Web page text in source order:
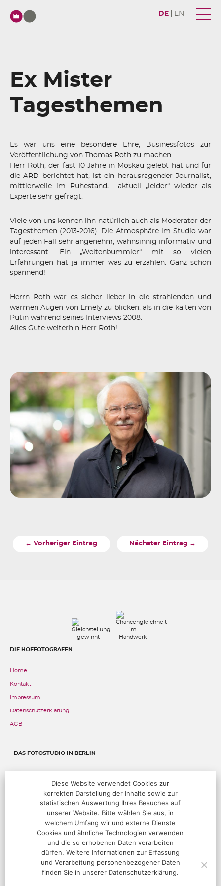
DE EN
Ex Mister
Tagesthemen
Es war uns eine besondere Ehre, Businessfotos zur
Veröffentlichung von Thomas Roth zu machen.
Herr Roth, der fast 10 Jahre in Moskau gelebt hat und für
die ARD berichtet hat, ist ein herausragender Journalist,
mittlerweile im Ruhestand, aktuell „leider“ wieder als
Experte sehr gefragt.
Viele von uns kennen ihn natürlich auch als Moderator der
Tagesthemen (2013-2016). Die Atmosphäre im Studio war
auf jeden Fall sehr angenehm, wahnsinnig informativ und
interessant. Ein „Weltenbummler“ mit so vielen
Erfahrungen hat ja immer was zu erzählen. Ganz schön
spannend!
Herrn Roth war es sicher lieber in die strahlenden und
warmen Augen von Emely zu blicken, als in die kalten von
Putin während seines Interviews 2008.
Alles Gute weiterhin Herr Roth!
← Vorheriger Eintrag Nächster Eintrag →
DIE HOFFOTOGRAFEN
Home
Kontakt
Impressum
Datenschutzerklärung
AGB
DAS FOTOSTUDIO IN BERLIN
+49 (0)30 283 05 68 00
studio@hoffotografen.de
ÖFFNUNGSZEITEN
Termine nur nach Vereinbarung
Diese Website verwendet Cookies zur
korrekten Darstellung der Inhalte sowie zur
statistischen Auswertung Ihres Besuches auf
unserer Website. Bitte wählen Sie aus, in
welchem Umfang wir und externe Dienste
Cookies und ähnliche Technologien verwenden
und die so erhobenen Daten verarbeiten
dürfen. Weitere Informationen zur Erfassung
und Verarbeitung personenbezogener Daten
finden Sie in unserer Datenschutzerklärung.